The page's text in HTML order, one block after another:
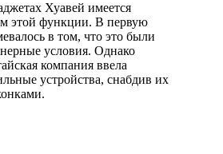
Хуавей имеется
этой функции. В первую
в том, что это были
условия. Однако
компания ввела
устройства, снабдив их